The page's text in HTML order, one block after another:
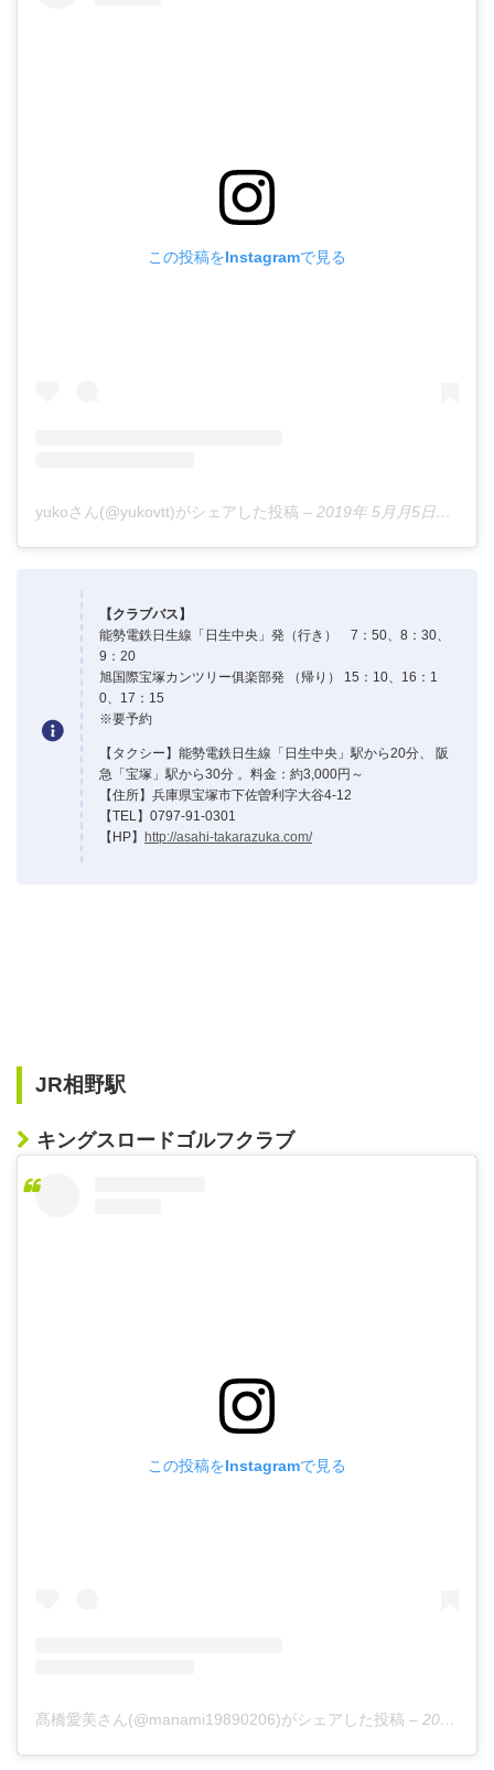
この投稿をInstagramで見る
yukoさん(@yukovtt)がシェアした投稿 – 2019年 5月月5日午前12時33分PDT
【クラブバス】
能勢電鉄日生線「日生中央」発（行き） 7：50、8：30、
9：20
旭国際宝塚カンツリー俱楽部発 （帰り） 15：10、16：1
0、17：15
※要予約
【タクシー】能勢電鉄日生線「日生中央」駅から20分、 阪
急「宝塚」駅から30分 。料金：約3,000円～
【住所】兵庫県宝塚市下佐曽利字大谷4-12
【TEL】0797-91-0301
【HP】
http://asahi-takarazuka.com/
JR相野駅
キングスロードゴルフクラブ
この投稿をInstagramで見る
髙橋愛美さん(@manami19890206)がシェアした投稿 – 2018年 5月月20日午前9時02分PDT